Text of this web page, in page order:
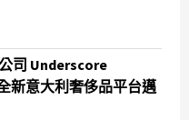
司 Underscore
新意大利奢侈品平台邁